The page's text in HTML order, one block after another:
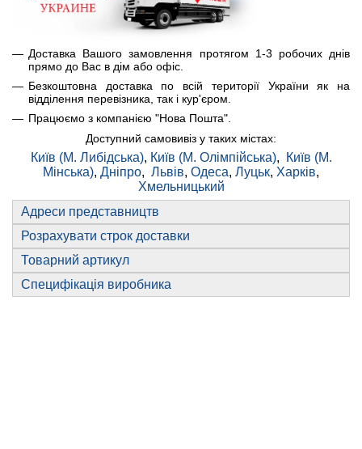
Доставка Вашого замовлення протягом 1-3 робочих днів
прямо до Вас в дім або офіс.
Безкоштовна доставка по всій території України як на
відділення перевізника, так і кур'єром.
Працюємо з компанією "Нова Пошта".
Доступний самовивіз у таких містах:
Київ (М. Либідська), Київ (М. Олімпійська),
Київ (М.
Мінська), Дніпро, Львів, Одеса, Луцьк, Харків,
Хмельницький
Адреси представництв
Розрахувати строк доставки
Товарний артикул
Специфікація виробника